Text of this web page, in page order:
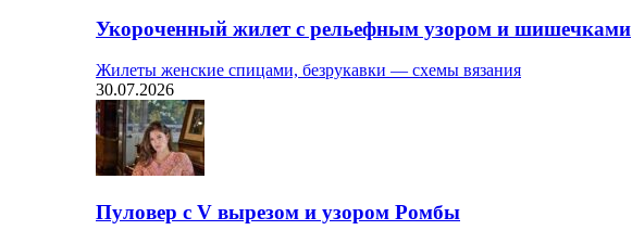
Укороченный жилет с рельефным узором и шишечками
Жилеты женские спицами, безрукавки — схемы вязания
30.07.2026
Пуловер с V вырезом и узором Ромбы